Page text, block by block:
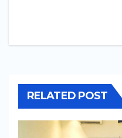
RELATED POST